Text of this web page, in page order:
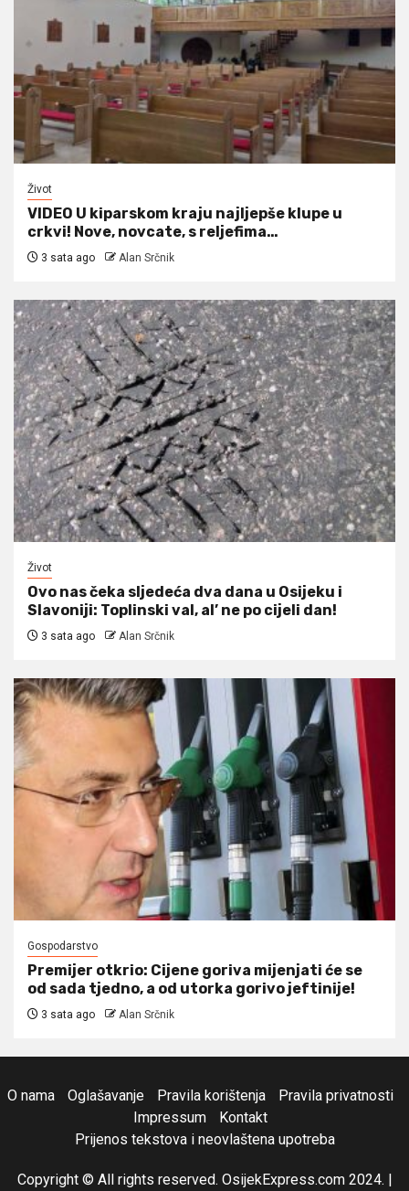
Život
VIDEO U kiparskom kraju najljepše klupe u
crkvi! Nove, novcate, s reljefima…
3 sata ago Alan Srčnik
Život
Ovo nas čeka sljedeća dva dana u Osijeku i
Slavoniji: Toplinski val, al’ ne po cijeli dan!
3 sata ago Alan Srčnik
Gospodarstvo
Premijer otkrio: Cijene goriva mijenjati će se
od sada tjedno, a od utorka gorivo jeftinije!
3 sata ago Alan Srčnik
O nama Oglašavanje Pravila korištenja
Pravila privatnosti
Impressum
Kontakt
Prijenos tekstova i neovlaštena upotreba
Copyright © All rights reserved. OsijekExpress.com 2024. |